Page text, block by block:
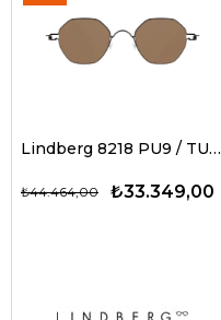
Lindberg 8218 PU9 / TURUNCU 47 - 145 G Unisex Güneş Gözlükleri
₺33.349,00
₺44.464,00